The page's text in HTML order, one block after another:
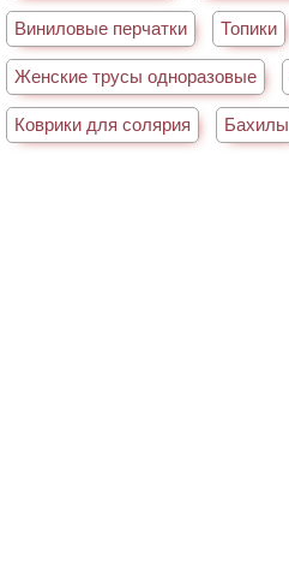
Виниловые перчатки Топики
Женские трусы одноразовые
Коврики для солярия Бахилы